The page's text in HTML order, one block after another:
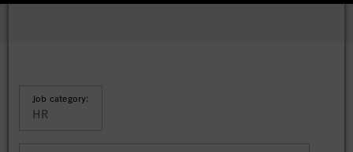
Job category:
HR